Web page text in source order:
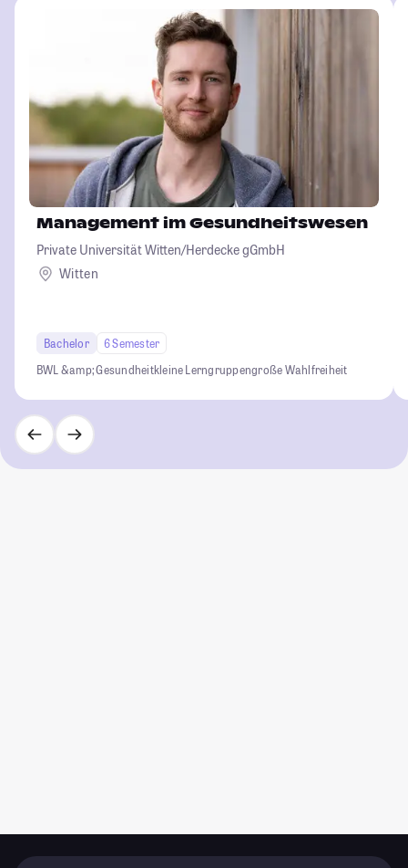
Management im Gesundheitswesen
Private Universität Witten/Herdecke gGmbH
Witten
Bachelor
6 Semester
BWL &amp; Gesundheitkleine Lerngruppengroße Wahlfreiheit